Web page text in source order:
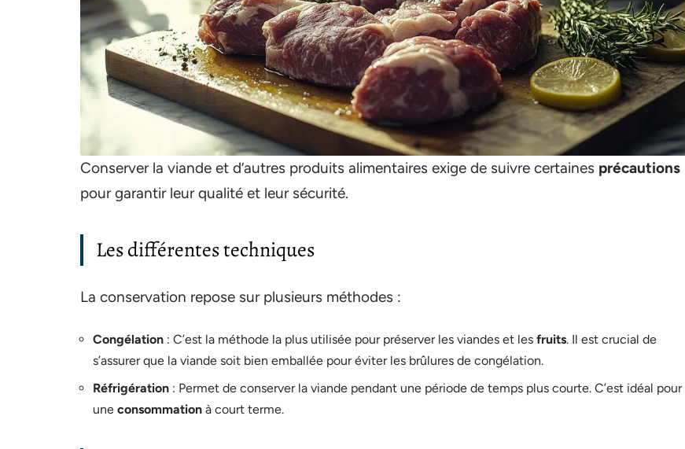
Conserver la viande et d’autres produits alimentaires exige de suivre certaines précautions
pour garantir leur qualité et leur sécurité.
Les différentes techniques
La conservation repose sur plusieurs méthodes :
Congélation : C’est la méthode la plus utilisée pour préserver les viandes et les fruits. Il est crucial de
s’assurer que la viande soit bien emballée pour éviter les brûlures de congélation.
Réfrigération : Permet de conserver la viande pendant une période de temps plus courte. C’est idéal pour
une consommation à court terme.